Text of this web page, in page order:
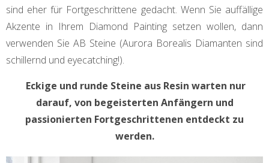
sind eher für Fortgeschrittene gedacht. Wenn Sie auffällige
Akzente in Ihrem Diamond Painting setzen wollen, dann
verwenden Sie AB Steine (Aurora Borealis Diamanten sind
schillernd und eyecatching!).
Eckige und runde Steine aus Resin warten nur
darauf, von begeisterten Anfängern und
passionierten Fortgeschrittenen entdeckt zu
werden.